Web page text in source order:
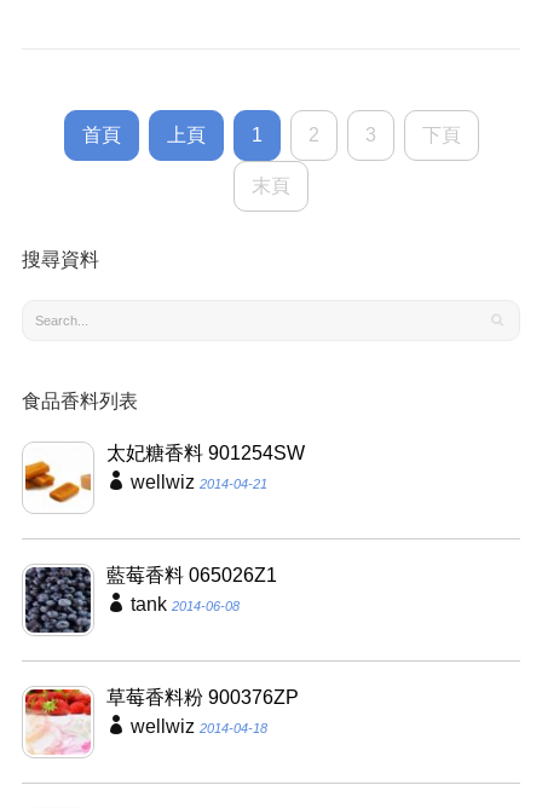
首頁 上頁 1 2 3 下頁
末頁
搜尋資料
食品香料列表
太妃糖香料 901254SW
wellwiz 2014-04-21
藍莓香料 065026Z1
tank 2014-06-08
草莓香料粉 900376ZP
wellwiz 2014-04-18